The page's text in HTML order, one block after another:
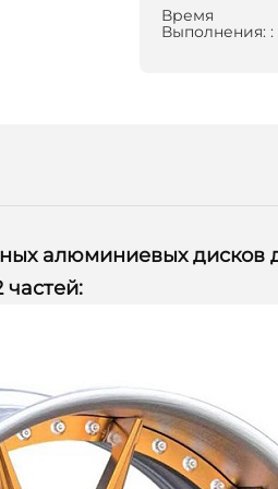
Время
Выполнения: :
алюминиевых дисков